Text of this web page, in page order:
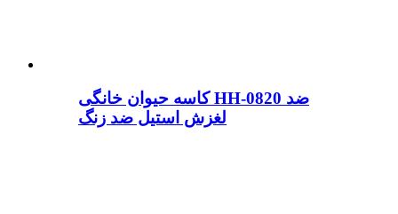
کاسه حیوان خانگی HH-0820 ضد
لغزش استیل ضد زنگ